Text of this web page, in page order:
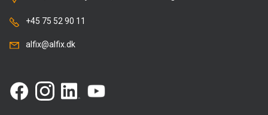
+45 75 52 90 11
alfix@alfix.dk